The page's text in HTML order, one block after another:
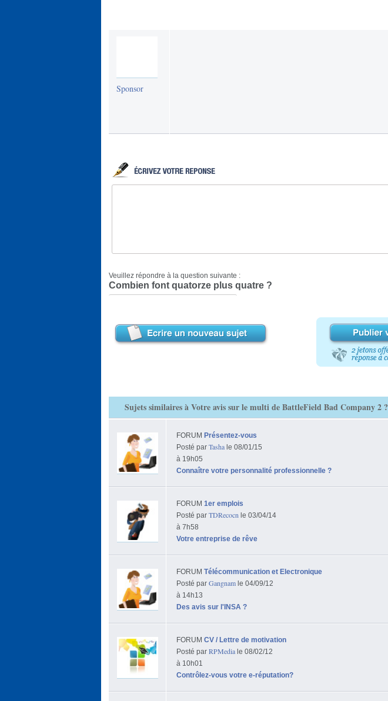
Sponsor
Veuillez répondre à la question suivante :
Combien font quatorze plus quatre ?
Sujets similaires à Votre avis sur le multi de BattleField Bad Company 2 ?
FORUM Présentez-vous
Posté parTasha le 08/01/15
à 19h05
Connaître votre personnalité professionnelle ?
FORUM1er emplois
Posté parTDRecocn le 03/04/14
à 7h58
Votre entreprise de rêve
FORUMTélécommunication et Electronique
Posté parGangnam le 04/09/12
à 14h13
Des avis sur l'INSA ?
FORUMCV / Lettre de motivation
Posté parRPMedia le 08/02/12
à 10h01
Contrôlez-vous votre e-réputation?